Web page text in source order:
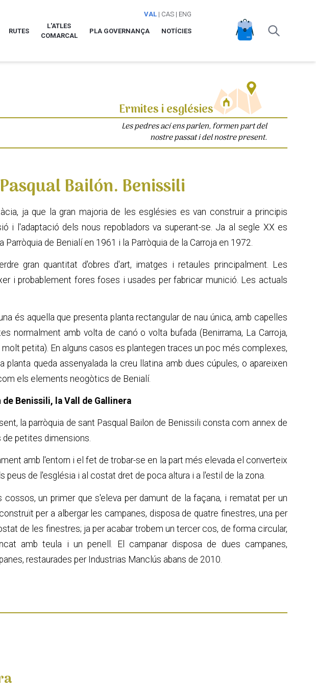
VAL| CAS| ENG
RUTES
L'ATLES
COMARCAL
PLA GOVERNANÇA NOTÍCIES
Ermites i esglésies
Les pedres ací ens parlen, formen part del
nostre passat i del nostre present.
Bailón. Benissili
ja que la gran majoria de les esglésies es van construir a principis
i l'adaptació dels nous repobladors va superant-se. Ja al segle XX es
Parròquia de Benialí en 1961 i la Parròquia de la Carroja en 1972.
gran quantitat d'obres d'art, imatges i retaules principalment. Les
i probablement fores foses i usades per fabricar munició. Les actuals
és aquella que presenta planta rectangular de nau única, amb capelles
normalment amb volta de canó o volta bufada (Benirrama, La Carroja,
petita). En alguns casos es plantegen traces un poc més complexes,
planta queda assenyalada la creu llatina amb dues cúpules, o apareixen
els elements neogòtics de Benialí.
de Benissili, la Vall de Gallinera
la parròquia de sant Pasqual Bailon de Benissili consta com annex de
de petites dimensions.
amb l'entorn i el fet de trobar-se en la part més elevada el converteix
peus de l'església i al costat dret de poca altura i a l'estil de la zona.
un primer que s'eleva per damunt de la façana, i rematat per un
per a albergar les campanes, disposa de quatre finestres, una per
de les finestres; ja per acabar trobem un tercer cos, de forma circular,
amb teula i un penell. El campanar disposa de dues campanes,
restaurades per Industrias Manclús abans de 2010.